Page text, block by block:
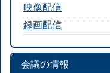
映像配信
録画配信
会議の情報